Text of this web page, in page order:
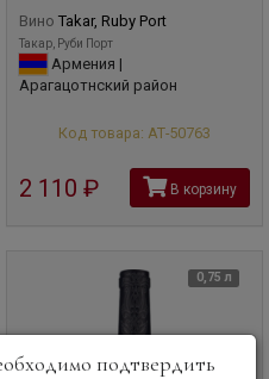
Вино Takar, Ruby Port
Такар, Руби Порт
Армения |
Арагацотнский район
Код товара: АТ-50763
2 110 руб В корзину
0,75 л
подтвердить